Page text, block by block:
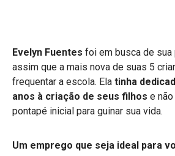
Evelyn Fuentes foi em busca de sua
assim que a mais nova de suas 5
frequentar a escola. Ela tinha
anos à criação de seus filhos e
pontapé inicial para guinar sua vida.
Um emprego que seja ideal para